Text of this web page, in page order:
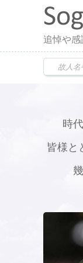
追悼や感
時
皆様と